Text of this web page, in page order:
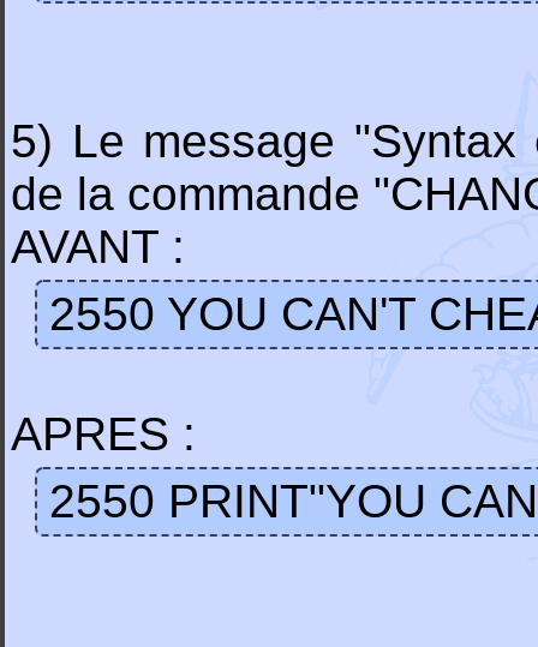
5) Le message
de la commande
AVANT :
2550 YOU CAN'T
APRES :
2550 PRINT"YOU